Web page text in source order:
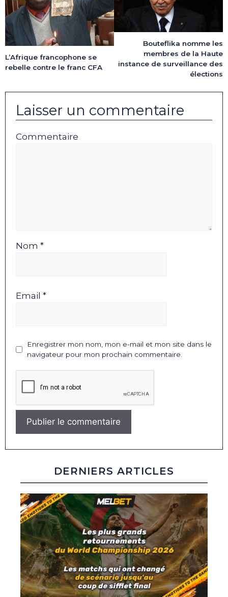
L’Afrique francophone se
rebelle contre le franc CFA
Bouteflika nomme les
membres de la Haute
instance de surveillance des
élections
Laisser un commentaire
Commentaire
Nom *
Email *
Enregistrer mon nom, mon e-mail et mon site dans le
navigateur pour mon prochain commentaire.
DERNIERS ARTICLES